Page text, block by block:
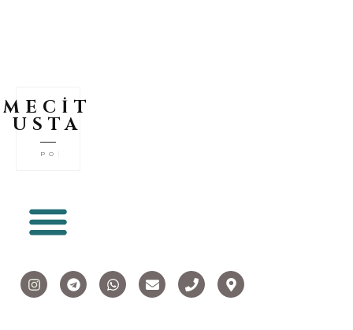
MECİT
USTA
POLİÜR